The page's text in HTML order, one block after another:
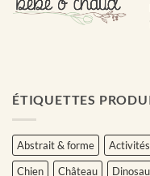
ÉTIQUETTES
Abstrait & forme
Chien
Château